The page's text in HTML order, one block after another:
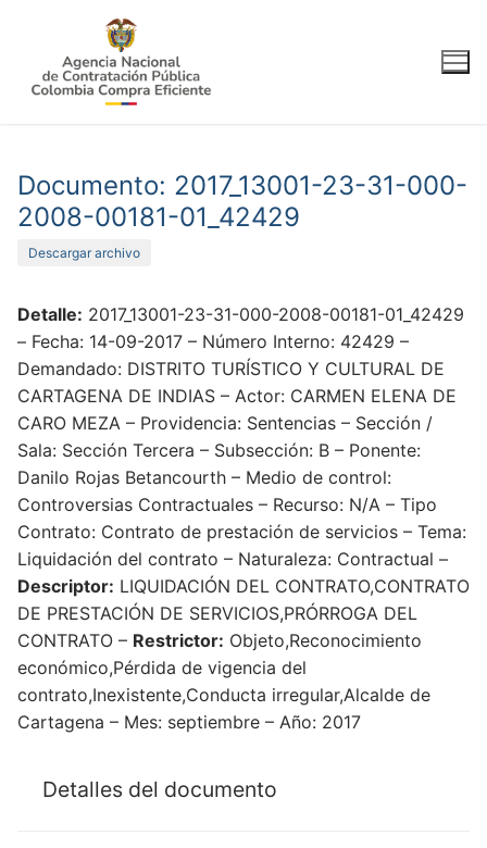
contenido
Documento: 2017_13001-23-31-000-
2008-00181-01_42429
Descargar archivo
Detalle: 2017_13001-23-31-000-2008-00181-01_42429
– Fecha: 14-09-2017 – Número Interno: 42429 –
Demandado: DISTRITO TURÍSTICO Y CULTURAL DE
CARTAGENA DE INDIAS – Actor: CARMEN ELENA DE
CARO MEZA – Providencia: Sentencias – Sección /
Sala: Sección Tercera – Subsección: B – Ponente:
Danilo Rojas Betancourth – Medio de control:
Controversias Contractuales – Recurso: N/A – Tipo
Contrato: Contrato de prestación de servicios – Tema:
Liquidación del contrato – Naturaleza: Contractual –
Descriptor: LIQUIDACIÓN DEL CONTRATO,CONTRATO
DE PRESTACIÓN DE SERVICIOS,PRÓRROGA DEL
CONTRATO – Restrictor: Objeto,Reconocimiento
económico,Pérdida de vigencia del
contrato,Inexistente,Conducta irregular,Alcalde de
Cartagena – Mes: septiembre – Año: 2017
Detalles del documento